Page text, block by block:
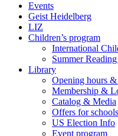
Events
Geist Heidelberg
LIZ
Children’s program
International
Summer
Library
Opening hours
Membership &
Catalog & Media
Offers for schools
US Election Info
Event program